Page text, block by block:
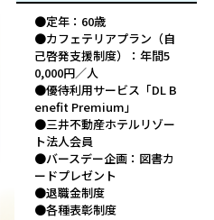
●定年：60歳
●カフェテリアプラン（自
己啓発支援制度）：年間5
0,000円／人
●優待利用サービス「DL B
enefit Premium」
●三井不動産ホテルリゾー
ト法人会員
●バースデー企画：図書カ
ードプレゼント
●退職金制度
●各種表彰制度